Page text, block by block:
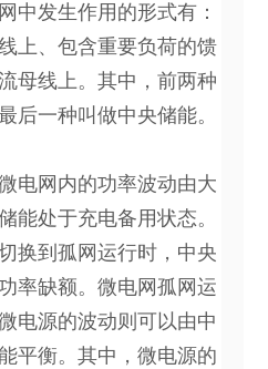
中发生作用的形式有：
上、包含重要负荷的馈
母线上。其中，前两种
后一种叫做中央储能。
网内的功率波动由大
能处于充电备用状态。
换到孤网运行时，中央
率缺额。微电网孤网运
电源的波动则可以由中
平衡。其中，微电源的